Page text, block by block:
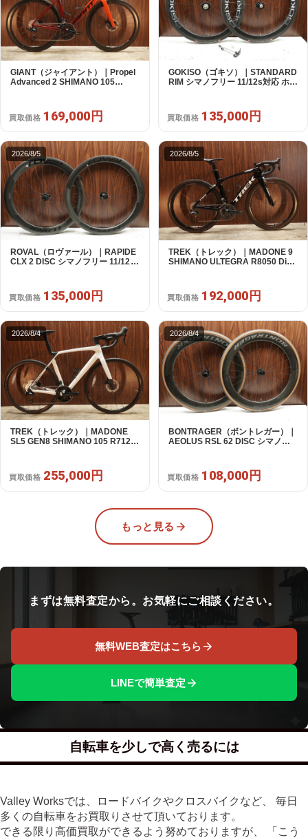
GIANT（ジャイアント）｜Propel
Advanced 2 SHIMANO 105
買取価格 169,000円
GOKISO（ゴキソ）｜STANDARD
RIM シマノフリー 11/12s対応 ホイ
買取価格 135,000円
2026/8/5
ROVAL（ロヴァール）｜RAPIDE
CLX 2 DISC シマノフリー 11/12s
買取価格 135,000円
2026/8/5
TREK（トレック）｜MADONE 9
SHIMANO ULTEGRA R8050 Di2
買取価格 192,000円
2026/8/4
TREK（トレック）｜MADONE
SL5 GEN8 SHIMANO 105 R7120
買取価格 255,000円
2026/8/4
BONTRAGER（ボントレガー）｜
AEOLUS RSL 62 DISC シマノフ
買取価格 108,000円
もっと見る
まずは無料査定から。お気軽にご相談ください。
無料WEB査定はこちら
LINEで簡単査定
自転車を少しで高く売るには
Valley Worksでは、ロードバイクやクロスバイクなど、 毎日
多くの自転車をお買取りさせて頂いております。
できる限り高価買取ができるよう努めておりますが、 「こう